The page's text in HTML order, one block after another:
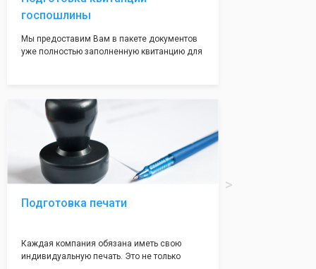
госпошлины
Мы предоставим Вам в пакете документов
уже полностью заполненную квитанцию для
посредственно в налоговой инспекции при
подаче документов на регистрацию.
Подготовка печати
Каждая компания обязана иметь свою
индивидуальную печать. Это не только